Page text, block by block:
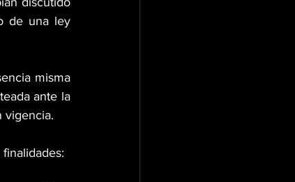
de una ley
misma
ante la
vigencia.